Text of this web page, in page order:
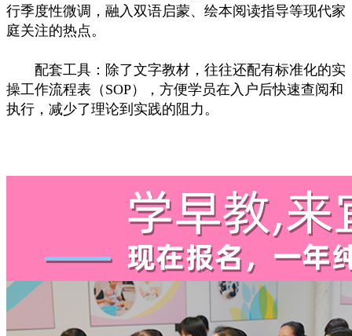
行季度性微调，融入双语启蒙、绘本阅读指导等现代家
庭关注的热点。
配套工具：除了文字教材，往往还配有标准化的实
操工作流程表（SOP），方便学员在入户后快速查阅和
执行，减少了理论到实践的阻力。